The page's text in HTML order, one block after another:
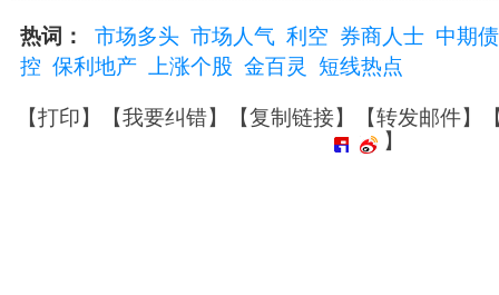
热词： 市场多头 市场人气 利空 券商人士 中期
控 保利地产 上涨个股 金百灵 短线热点
【打印】【我要纠错】【复制链接】【转发邮件】
】